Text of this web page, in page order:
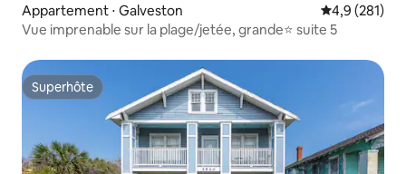
Appartement ⋅ Galveston Évaluation
4,9 (281)
Vue imprenable sur la plage/jetée, grande⭐️ suite 5
Superhôte
Superhôte